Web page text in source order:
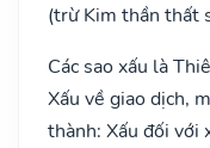
(trừ Kim thần thất
Các sao xấu là
Xấu về giao dịch,
thành: Xấu đối với